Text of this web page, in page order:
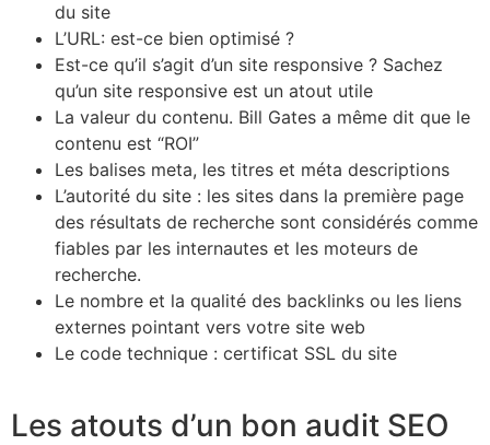
du site
L’URL: est-ce bien optimisé ?
Est-ce qu’il s’agit d’un site responsive ? Sachez
qu’un site responsive est un atout utile
La valeur du contenu. Bill Gates a même dit que le
contenu est “ROI”
Les balises meta, les titres et méta descriptions
L’autorité du site : les sites dans la première page
des résultats de recherche sont considérés comme
fiables par les internautes et les moteurs de
recherche.
Le nombre et la qualité des backlinks ou les liens
externes pointant vers votre site web
Le code technique : certificat SSL du site
Les atouts d’un bon audit SEO